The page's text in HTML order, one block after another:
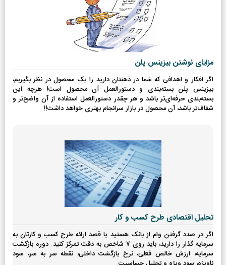
مزایای نوشتن بیزینس پلن
اگر افکار و اهدافی که شما در ذهنتان دارید را یک محصول در نظر بگیریم،
بیزینس پلن بسته‌بندی و دستورالعمل آن محصول است! هرچه این
بسته‌بندی حرفه‌ای‌تر باشد و هر چقدر دستورالعمل استفاده از آن واضح‌تر و
شفاف‌تر باشد، آن محصول در بازار سرانجام بهتری خواهد داشت!!
تحلیل اقتصادی طرح کسب و کار
اگر در صدد گرفتن وام از بانک هستید یا قصد ارائه طرح کسب و کارتان به
سرمایه گذار را دارید، باید روی 7 شاخص به دقت تمرکز کنید. دوره بازگشت
سرمایه، ارزش خالص فعلی، نرخ بازگشت داخلی، نقطه سر به سر، سود